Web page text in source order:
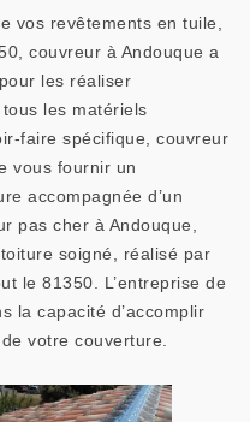
vos revêtements en tuile,
couvreur à Andouque a
les réaliser
les matériels
faire spécifique, couvreur
vous fournir un
accompagnée d’un
pas cher à Andouque,
soigné, réalisé par
le 81350. L’entreprise de
la capacité d’accomplir
votre couverture.